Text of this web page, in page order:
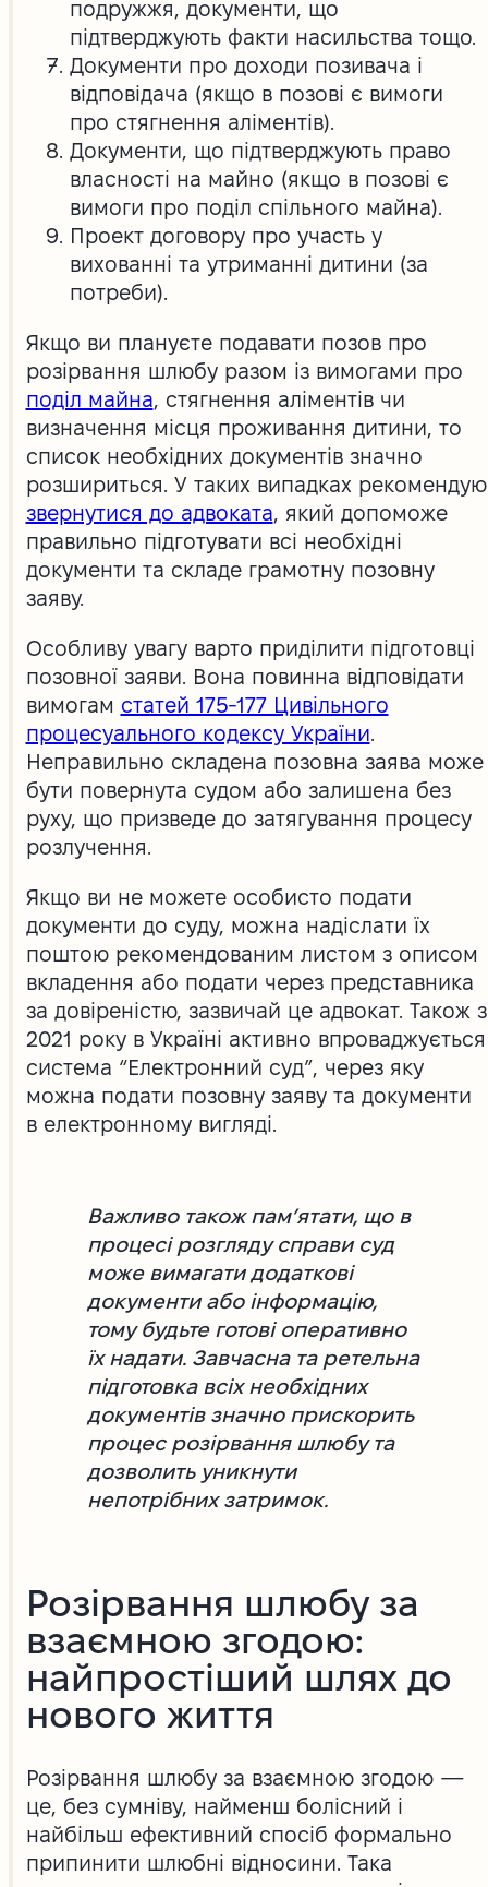
подружжя, документи, що
підтверджують факти насильства тощо.
Документи про доходи позивача і
відповідача (якщо в позові є вимоги
про стягнення аліментів).
Документи, що підтверджують право
власності на майно (якщо в позові є
вимоги про поділ спільного майна).
Проект договору про участь у
вихованні та утриманні дитини (за
потреби).
Якщо ви плануєте подавати позов про
розірвання шлюбу разом із вимогами про
поділ майна, стягнення аліментів чи
визначення місця проживання дитини, то
список необхідних документів значно
розшириться. У таких випадках рекомендую
звернутися до адвоката, який допоможе
правильно підготувати всі необхідні
документи та складе грамотну позовну
заяву.
Особливу увагу варто приділити підготовці
позовної заяви. Вона повинна відповідати
вимогам статей 175-177 Цивільного
процесуального кодексу України.
Неправильно складена позовна заява може
бути повернута судом або залишена без
руху, що призведе до затягування процесу
розлучення.
Якщо ви не можете особисто подати
документи до суду, можна надіслати їх
поштою рекомендованим листом з описом
вкладення або подати через представника
за довіреністю, зазвичай це адвокат. Також з
2021 року в Україні активно впроваджується
система “Електронний суд”, через яку
можна подати позовну заяву та документи
в електронному вигляді.
Важливо також пам’ятати, що в
процесі розгляду справи суд
може вимагати додаткові
документи або інформацію,
тому будьте готові оперативно
їх надати. Завчасна та ретельна
підготовка всіх необхідних
документів значно прискорить
процес розірвання шлюбу та
дозволить уникнути
непотрібних затримок.
Розірвання шлюбу за
взаємною згодою:
найпростіший шлях до
нового життя
Розірвання шлюбу за взаємною згодою —
це, без сумніву, найменш болісний і
найбільш ефективний спосіб формально
припинити шлюбні відносини. Така